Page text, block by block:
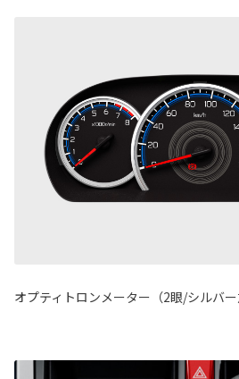
オプティトロンメーター（2眼/シルバー